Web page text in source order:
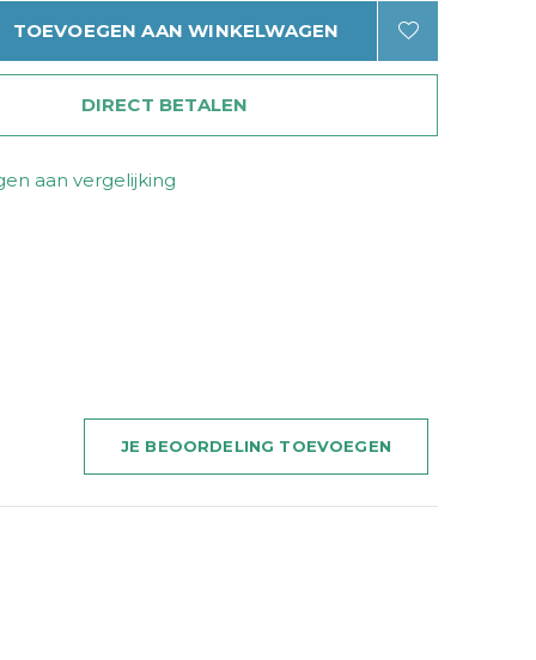
TOEVOEGEN AAN WINKELWAGEN
DIRECT BETALEN
aan vergelijking
JE BEOORDELING TOEVOEGEN